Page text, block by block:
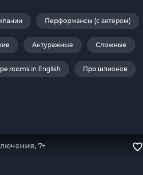
Перформансы (с актером)
Антуражные Сложные
rooms in English Про шпионов
7+